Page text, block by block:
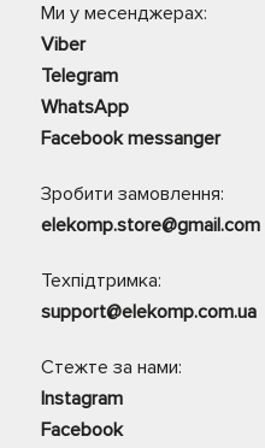
Ми у месенджерах:
Viber
Telegram
WhatsApp
Facebook messanger
Зробити замовлення:
elekomp.store@gmail.com
Техпідтримка:
support@elekomp.com.ua
Стежте за нами:
Instagram
Facebook